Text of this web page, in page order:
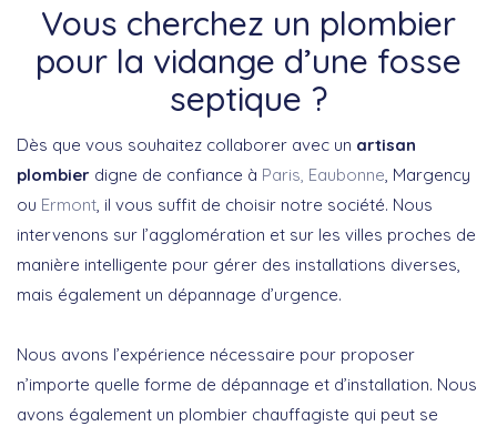
Vous cherchez un plombier
pour la vidange d’une fosse
septique ?
Dès que vous souhaitez collaborer avec un artisan
plombier digne de confiance à Paris, Eaubonne , Margency
ou Ermont , il vous suffit de choisir notre société. Nous
intervenons sur l’agglomération et sur les villes proches de
manière intelligente pour gérer des installations diverses,
mais également un dépannage d’urgence.
Nous avons l’expérience nécessaire pour proposer
n’importe quelle forme de dépannage et d’installation. Nous
avons également un plombier chauffagiste qui peut se